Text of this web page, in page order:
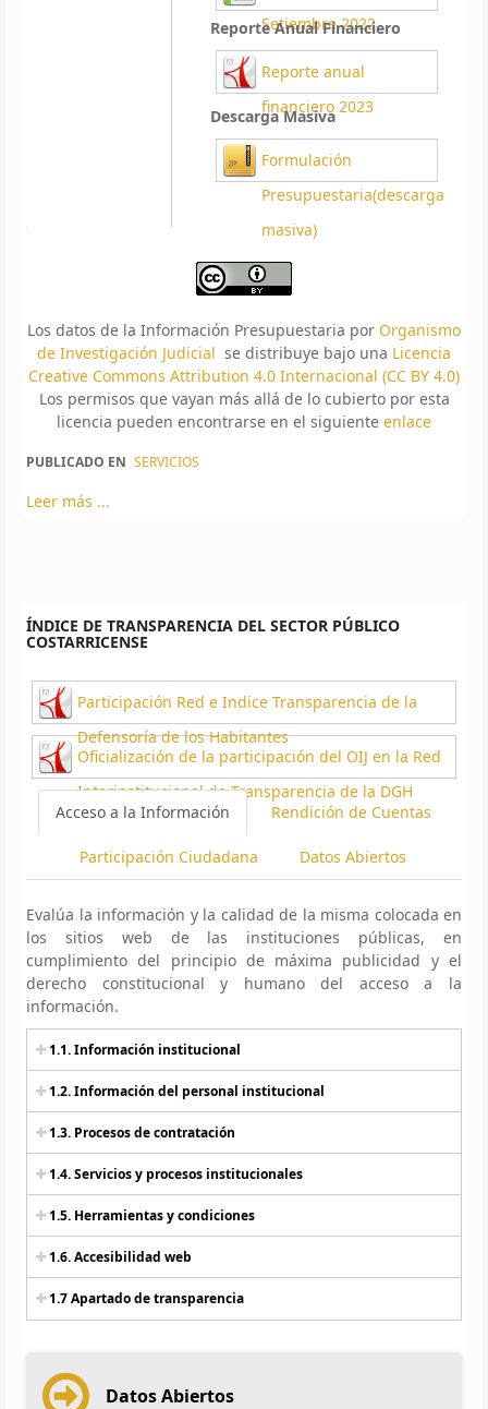
Setiembre 2022
Reporte Anual Financiero
Reporte anual
financiero 2023
Descarga Masiva
Formulación
Presupuestaria(descarga
masiva)
Los datos de la Información Presupuestaria por Organismo
de Investigación Judicial se distribuye bajo una Licencia
Creative Commons Attribution 4.0 Internacional (CC BY 4.0)
Los permisos que vayan más allá de lo cubierto por esta
licencia pueden encontrarse en el siguiente enlace
PUBLICADO EN SERVICIOS
Leer más ...
ÍNDICE DE TRANSPARENCIA DEL SECTOR PÚBLICO
COSTARRICENSE
Participación Red e Indice Transparencia de la
Defensoría de los Habitantes
Oficialización de la participación del OIJ en la Red
Interinstitucional de Transparencia de la DGH
Acceso a la Información
Rendición de Cuentas
Participación Ciudadana Datos Abiertos
Evalúa la información y la calidad de la misma colocada en
los sitios web de las instituciones públicas, en
cumplimiento del principio de máxima publicidad y el
derecho constitucional y humano del acceso a la
información.
1.1. Información institucional
1.2. Información del personal institucional
1.3. Procesos de contratación
1.4. Servicios y procesos institucionales
1.5. Herramientas y condiciones
1.6. Accesibilidad web
1.7 Apartado de transparencia
Datos Abiertos